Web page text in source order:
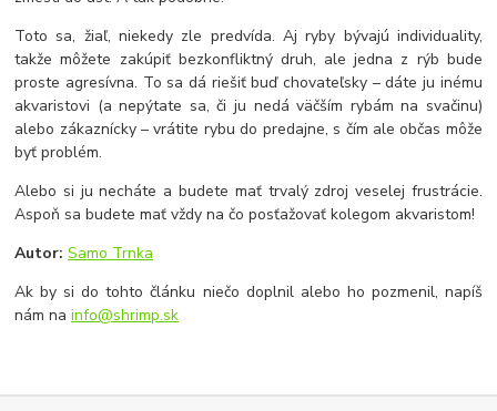
Toto sa, žiaľ, niekedy zle predvída. Aj ryby bývajú individuality,
takže môžete zakúpiť bezkonfliktný druh, ale jedna z rýb bude
proste agresívna. To sa dá riešiť buď chovateľsky – dáte ju inému
akvaristovi (a nepýtate sa, či ju nedá väčším rybám na svačinu)
alebo zákaznícky – vrátite rybu do predajne, s čím ale občas môže
byť problém.
Alebo si ju necháte a budete mať trvalý zdroj veselej frustrácie.
Aspoň sa budete mať vždy na čo posťažovať kolegom akvaristom!
Autor:Samo Trnka
Ak by si do tohto článku niečo doplnil alebo ho pozmenil, napíš
nám nainfo@shrimp.sk